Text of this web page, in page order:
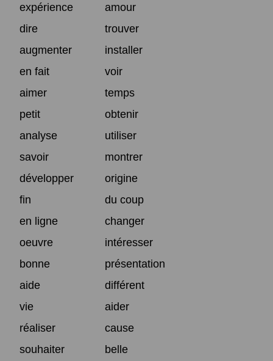
expérience
amour
dire
trouver
augmenter
installer
en fait
voir
aimer
temps
petit
obtenir
analyse
utiliser
savoir
montrer
développer
origine
fin
du coup
en ligne
changer
oeuvre
intéresser
bonne
présentation
aide
différent
vie
aider
réaliser
cause
souhaiter
belle